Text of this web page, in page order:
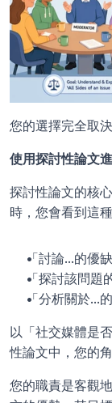
您的選擇完全取
使用探討性論文
探討性論文的核
時，您會看到這
「討論...的優缺
「探討該問題
「分析關於...
以「社交媒體是
性論文中，您的
您的職責是客觀